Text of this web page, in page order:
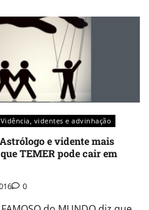
Vidência, videntes e advinhação
e vidente mais
TEMER pode cair em
0